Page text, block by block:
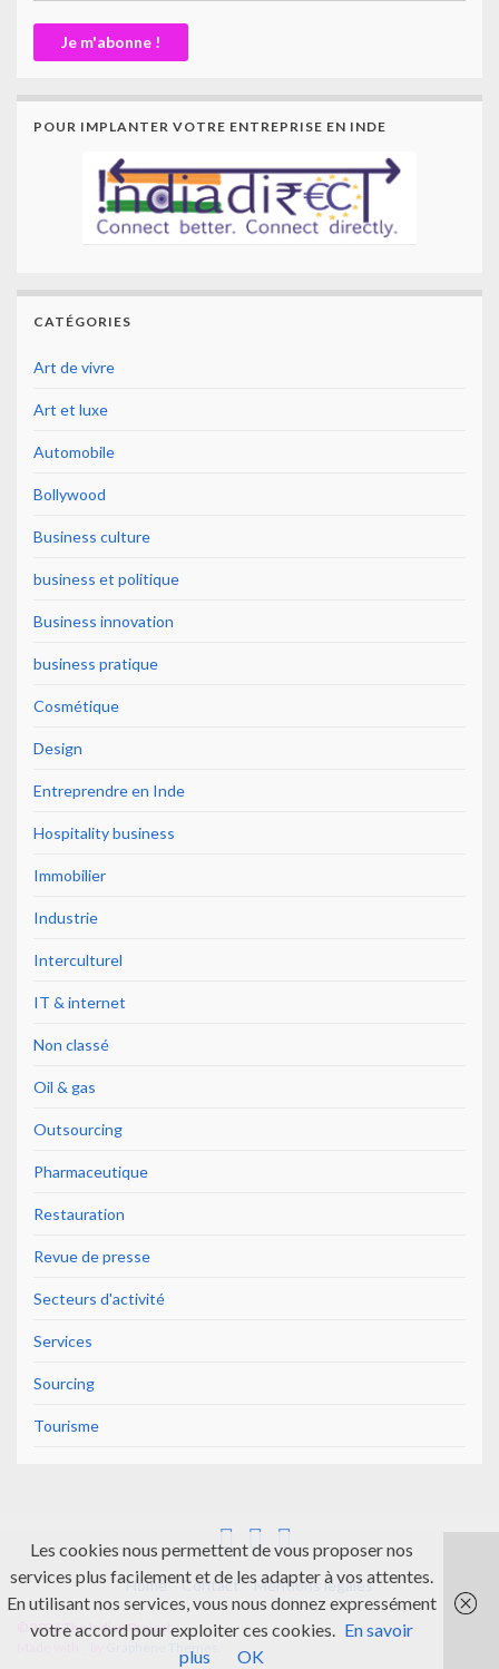
POUR IMPLANTER VOTRE ENTREPRISE EN INDE
CATÉGORIES
Art de vivre
Art et luxe
Automobile
Bollywood
Business culture
business et politique
Business innovation
business pratique
Cosmétique
Design
Entreprendre en Inde
Hospitality business
Immobilier
Industrie
Interculturel
IT & internet
Non classé
Oil & gas
Outsourcing
Pharmaceutique
Restauration
Revue de presse
Secteurs d'activité
Services
Sourcing
Tourisme
Home Contact Mentions légales
© 2026 The Indian Project.
Les cookies nous permettent de vous proposer nos
services plus facilement et de les adapter à vos attentes.
En utilisant nos services, vous nous donnez expressément
votre accord pour exploiter ces cookies. En savoir
plus
OK